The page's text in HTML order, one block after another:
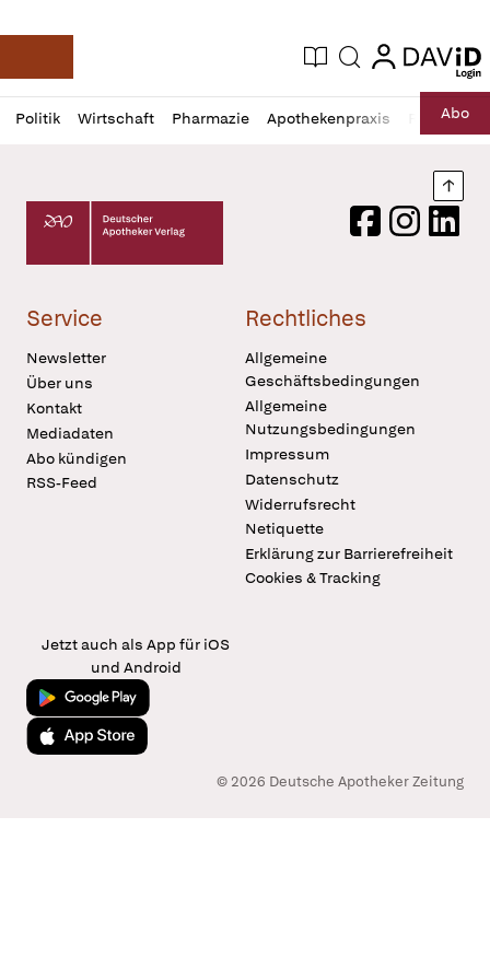
Deutsche Apotheker Zeitung
Aktuelle Ausgabe
Suche login
login
Politik Wirtschaft Pharmazie Apothekenpraxis RechtAbo
Profil
öffnen
Daz
Pur
Deutscher Apotheker Verlag Logo
FacebookInstagram
Service
Newsletter
Über uns
Kontakt
Mediadaten
Abo kündigen
RSS-Feed
Rechtliches
Allgemeine
Geschäftsbedingungen
Allgemeine
Nutzungsbedingungen
Impressum
Datenschutz
Widerrufsrecht
Netiquette
Erklärung zur Barrierefreiheit
Cookies & Tracking
Jetzt auch als App für iOS
und Android
Jetzt bei Google Play
Laden im App Store
© 2026 Deutsche Apotheker Zeitung